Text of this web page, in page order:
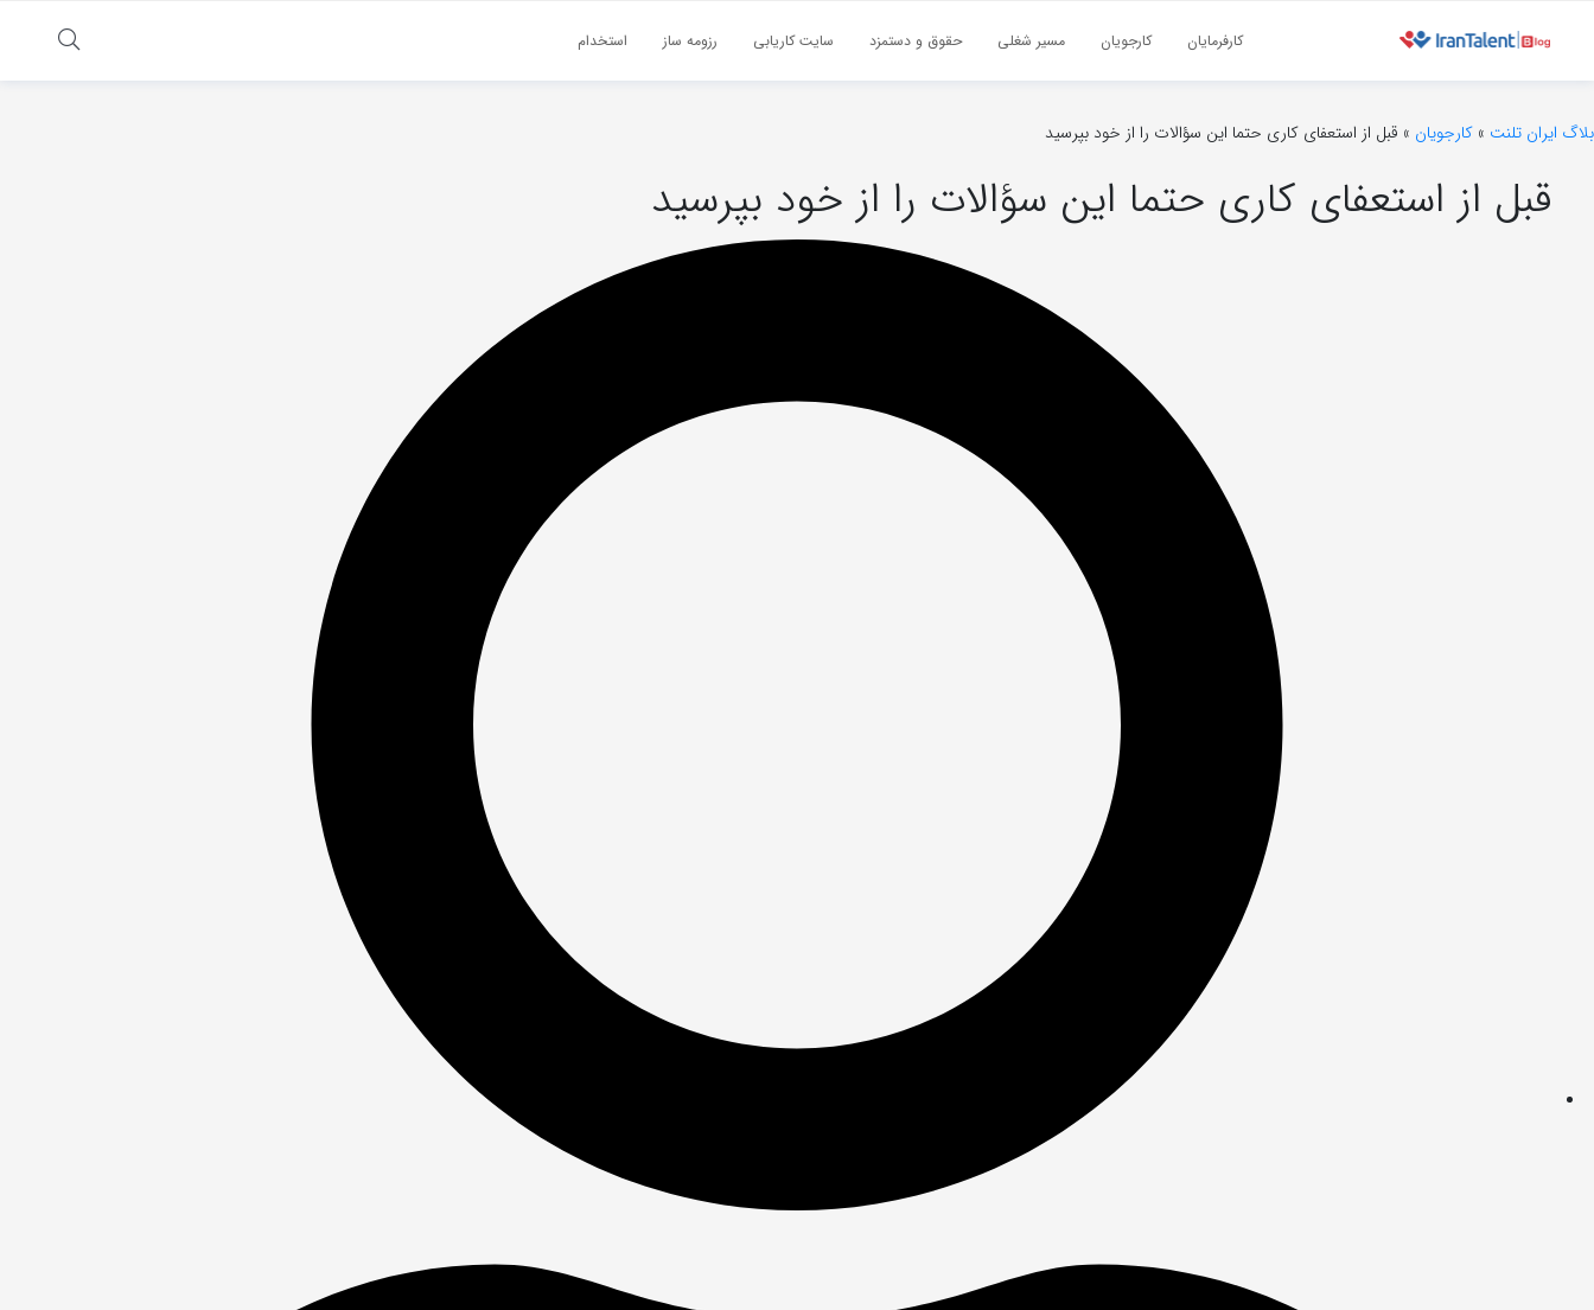
کارفرمایان کارجویان مسیر شغلی حقوق و دستمزد سایت کاریابی رزومه ساز استخدام
بلاگ ایران تلنت » کارجویان » قبل از استعفای کاری حتما این سؤالات را از خود بپرسید
قبل از استعفای کاری حتما این سؤالات را از خود بپرسید